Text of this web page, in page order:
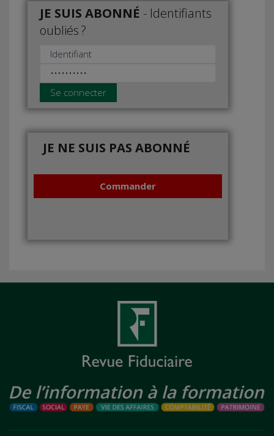
JE SUIS ABONNÉ - Identifiants
oubliés ?
Se connecter
JE NE SUIS PAS ABONNÉ
Commander